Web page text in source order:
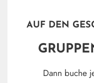
AUF DEN
Dann buche